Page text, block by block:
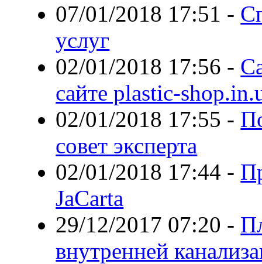
07/01/2018 17:51 -
услуг
02/01/2018 17:56 -
сайте plastic-
02/01/2018 17:55 -
совет эксперта
02/01/2018 17:44 -
JaCarta
29/12/2017 07:20 -
внутренней